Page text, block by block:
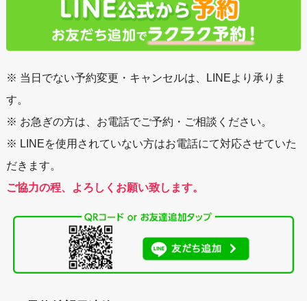
※ 当日でない予約変更・キャンセルは、LINEより承りま
す。
※ お急ぎの方は、お電話でご予約・ご相談ください。
※ LINEを使用されていない方はお電話にて対応させていた
だきます。
ご協力の程、よろしくお願い致します。